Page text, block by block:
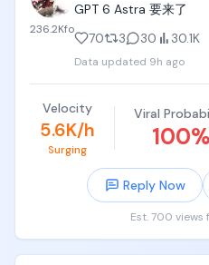
台词：「あーっ！」（
解说：「落ちた！丸太
音效：豪爽的入水声、
[00:28-00:30] 镜头8：
Close-up，Static）
镜头：水面高度正面特
动作：她从水里探出脸
236.2Kfo
GPT 6 Astra 要来了
70
3 30 30.1K
Data updated 9h ago
Velocity
5.6K/h
Surging
Viral
100%
Reply Now
Est. 700 views